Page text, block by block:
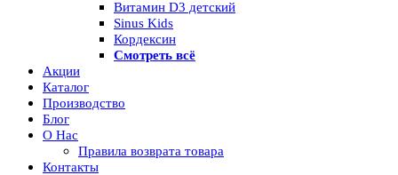
Витамин D3 детский
Sinus Kids
Кордексин
Смотреть всё
Акции
Каталог
Производство
Блог
О Нас
Правила возврата товара
Контакты